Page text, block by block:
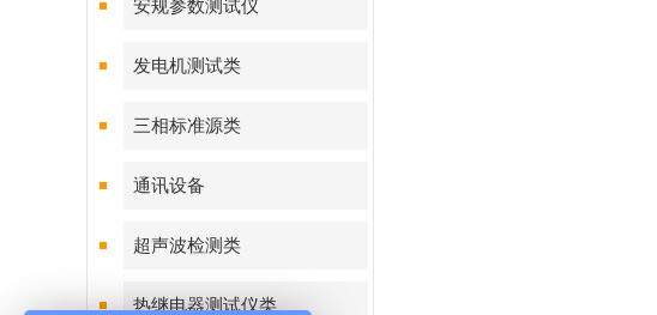
安规参数测试仪
发电机测试类
三相标准源类
通讯设备
超声波检测类
热继电器测试仪类